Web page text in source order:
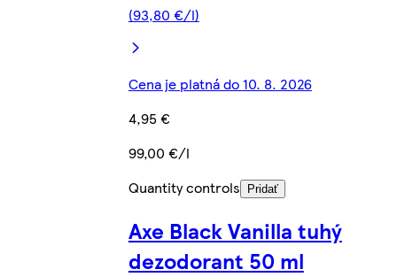
(93,80 €/l)
Cena je platná do 10. 8. 2026
4,95 €
99,00 €/l
Quantity controls
Pridať
Axe Black Vanilla tuhý
dezodorant 50 ml